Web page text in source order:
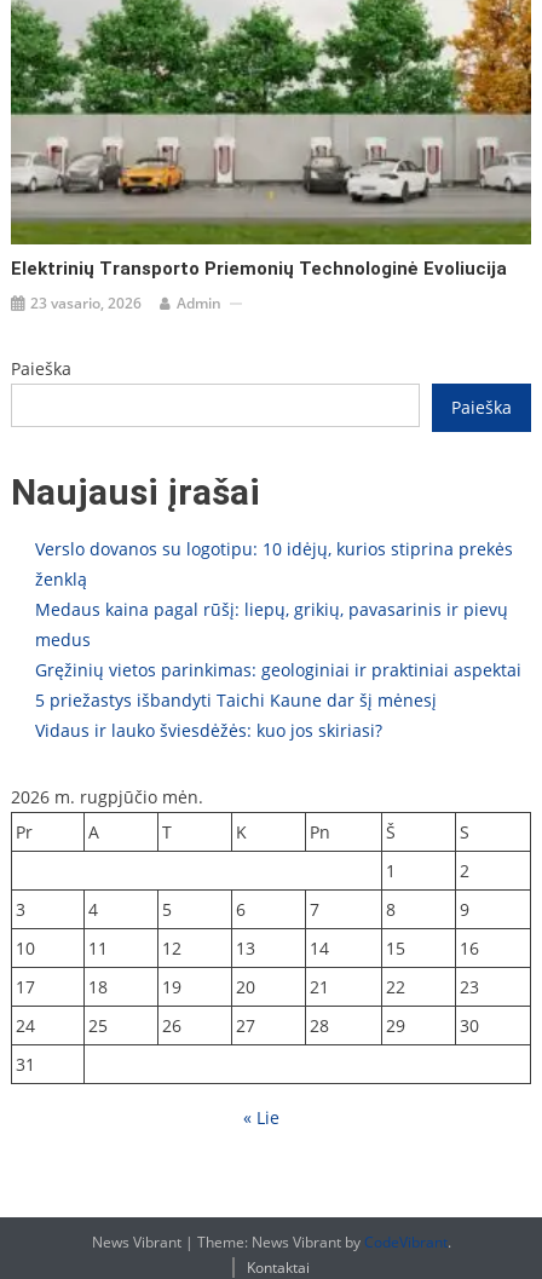
Elektrinių Transporto Priemonių Technologinė Evoliucija
23 vasario, 2026 Admin
Paieška
Paieška
Naujausi įrašai
Verslo dovanos su logotipu: 10 idėjų, kurios stiprina prekės
ženklą
Medaus kaina pagal rūšį: liepų, grikių, pavasarinis ir pievų
medus
Gręžinių vietos parinkimas: geologiniai ir praktiniai aspektai
5 priežastys išbandyti Taichi Kaune dar šį mėnesį
Vidaus ir lauko šviesdėžės: kuo jos skiriasi?
2026 m. rugpjūčio mėn.
Pr
A T K Pn Š
S
1
2
3
4 5 6 7 8
9
10
11 12 13 14 15
16
17
18 19 20 21 22
23
24
25 26 27 28 29
30
31
« Lie
News Vibrant | Theme: News Vibrant by CodeVibrant.
Kontaktai